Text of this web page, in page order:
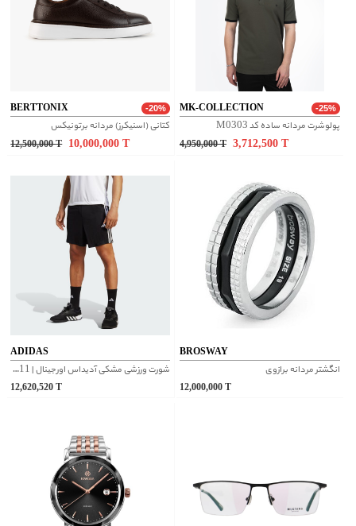
BERTTONIX -20%
کتانی (اسنیکرز) مردانه برتونیکس
12,500,000T 10,000,000T
MK-COLLECTION -25%
پولوشرت مردانه ساده کد M0303
4,950,000T 3,712,500 T
ADIDAS
شورت ورزشی مشکی آدیداس اورجینال | IB8111
12,620,520T
BROSWAY
انگشتر مردانه برازوی
12,000,000 T